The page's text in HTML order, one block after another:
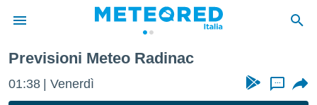
di
Previsioni Meteo Radinac
01:38 Venerdì ...